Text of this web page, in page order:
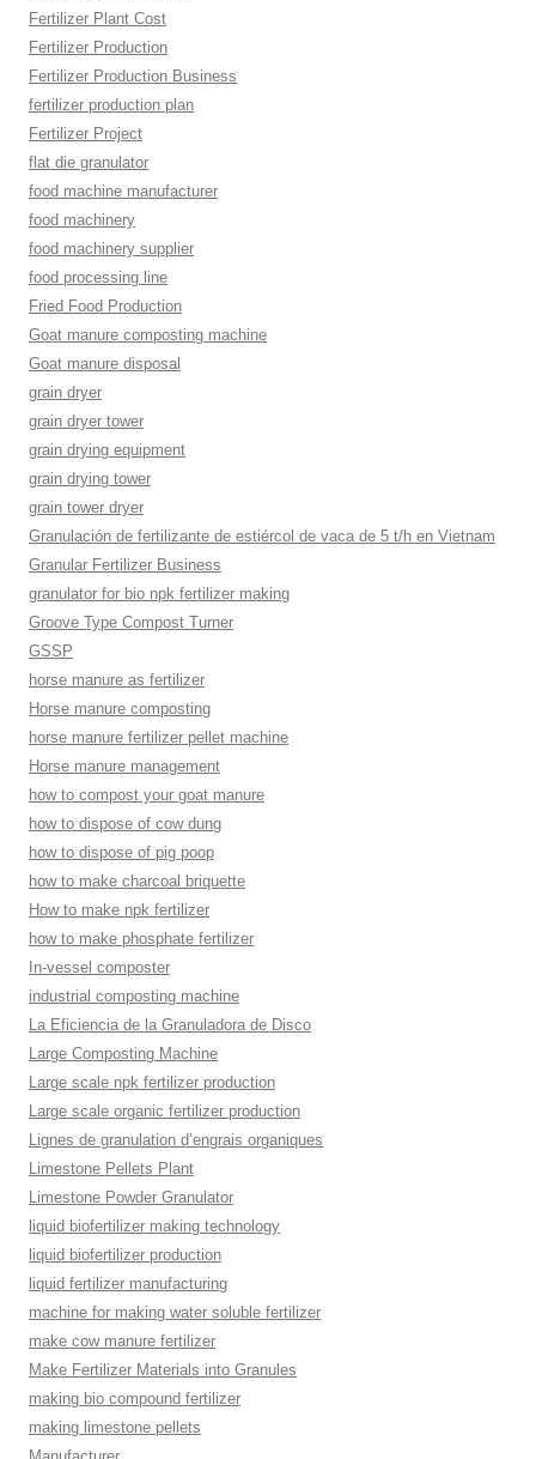
Fertilizer Plant Cost
Fertilizer Production
Fertilizer Production Business
fertilizer production plan
Fertilizer Project
flat die granulator
food machine manufacturer
food machinery
food machinery supplier
food processing line
Fried Food Production
Goat manure composting machine
Goat manure disposal
grain dryer
grain dryer tower
grain drying equipment
grain drying tower
grain tower dryer
Granulación de fertilizante de estiércol de vaca de 5 t/h en Vietnam
Granular Fertilizer Business
granulator for bio npk fertilizer making
Groove Type Compost Turner
GSSP
horse manure as fertilizer
Horse manure composting
horse manure fertilizer pellet machine
Horse manure management
how to compost your goat manure
how to dispose of cow dung
how to dispose of pig poop
how to make charcoal briquette
How to make npk fertilizer
how to make phosphate fertilizer
In-vessel composter
industrial composting machine
La Eficiencia de la Granuladora de Disco
Large Composting Machine
Large scale npk fertilizer production
Large scale organic fertilizer production
Lignes de granulation d’engrais organiques
Limestone Pellets Plant
Limestone Powder Granulator
liquid biofertilizer making technology
liquid biofertilizer production
liquid fertilizer manufacturing
machine for making water soluble fertilizer
make cow manure fertilizer
Make Fertilizer Materials into Granules
making bio compound fertilizer
making limestone pellets